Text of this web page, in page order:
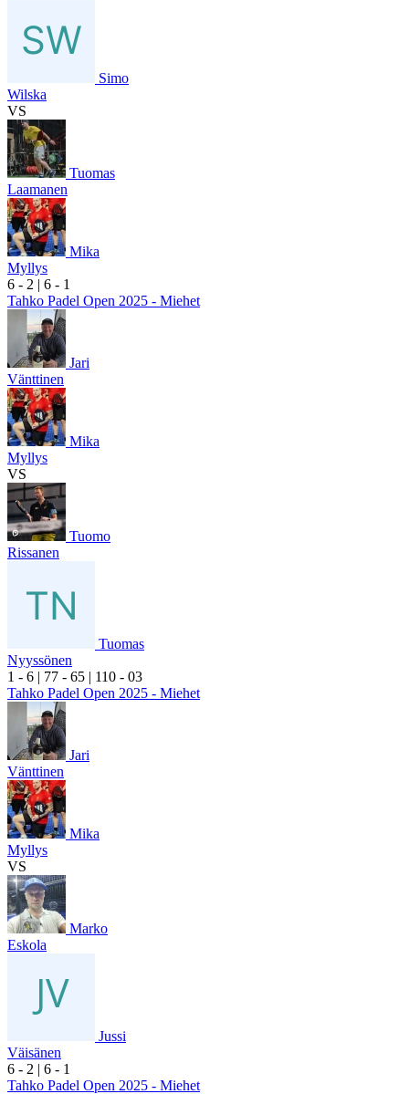
Simo
Wilska
VS
Tuomas
Laamanen
Mika
Myllys
6 - 2 | 6 - 1
Tahko Padel Open 2025 - Miehet
Jari
Vänttinen
Mika
Myllys
VS
Tuomo
Rissanen
Tuomas
Nyyssönen
1 - 6 | 77 - 65 | 110 - 03
Tahko Padel Open 2025 - Miehet
Jari
Vänttinen
Mika
Myllys
VS
Marko
Eskola
Jussi
Väisänen
6 - 2 | 6 - 1
Tahko Padel Open 2025 - Miehet